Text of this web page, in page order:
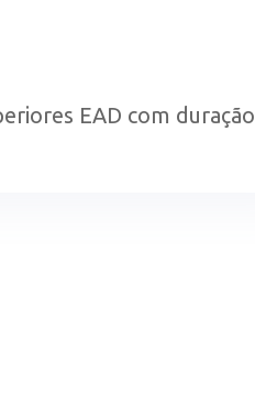
EAD com duração